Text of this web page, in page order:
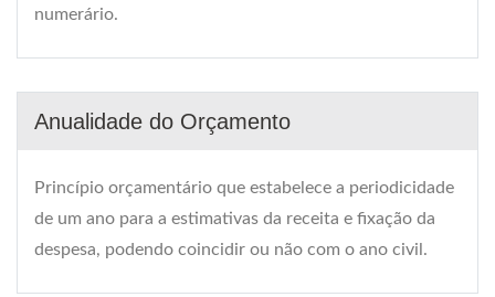
numerário.
Anualidade do Orçamento
Princípio orçamentário que estabelece a periodicidade
de um ano para a estimativas da receita e fixação da
despesa, podendo coincidir ou não com o ano civil.